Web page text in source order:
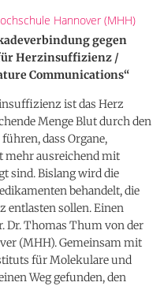
Hannover (MHH)
gegen
Herzinsuffizienz /
Communications“
ist das Herz
Menge Blut durch den
dass Organe,
mehr ausreichend mit
sind. Bislang wird die
behandelt, die
entlasten sollen. Einen
Dr. Thomas Thum von der
(MHH). Gemeinsam mit
für Molekulare und
Weg gefunden, den